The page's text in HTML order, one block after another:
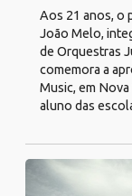
Aos 21 anos, o
João Melo,
de Orquestras
comemora a
Music, em
aluno das